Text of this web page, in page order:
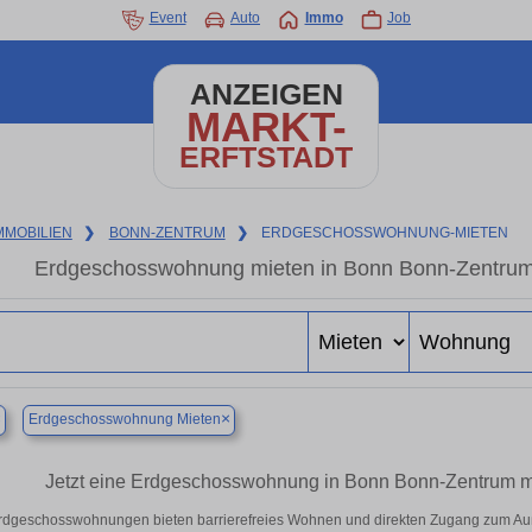
Event Auto Immo Job
ANZEIGEN
MARKT-
ERFTSTADT
❯ BONN-ZENTRUM ❯ ERDGESCHOSSWOHNUNG-MIETEN
Erdgeschosswohnung mieten in Bonn Bonn-
Erdgeschosswohnung Mieten×
Jetzt eine Erdgeschosswohnung in Bonn Bonn-Zentrum
bieten barrierefreies Wohnen und direkten Zugang zum